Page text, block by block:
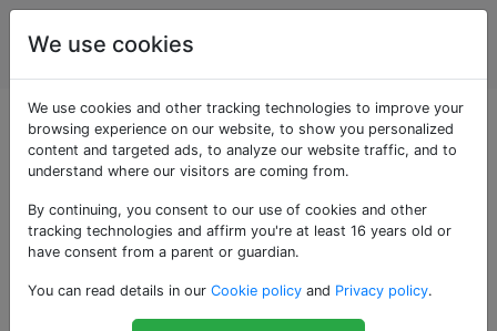
Intelligence
artificielle
Questions marquées
«policy-gradients»
1
Quelle est la relation entre le Q-
learning et les méthodes de
gradients politiques?
We use cookies
We use cookies and other tracking technologies to improve your
browsing experience on our website, to show you personalized
content and targeted ads, to analyze our website traffic, and to
understand where our visitors are coming from.
By continuing, you consent to our use of cookies and other
tracking technologies and affirm you're at least 16 years old or
have consent from a parent or guardian.
You can read details in our Cookie policy and Privacy policy.